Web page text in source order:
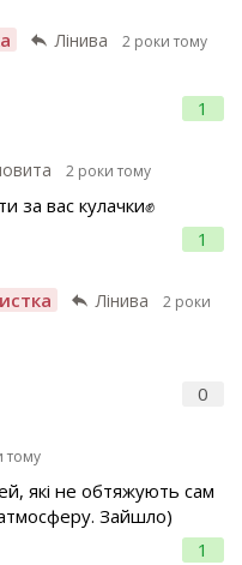
Лінива 2 роки тому
1
2 роки тому
1
за вас кулачки✊
Лінива
2 роки
0
тому
1
які не обтяжують сам
Зайшло)